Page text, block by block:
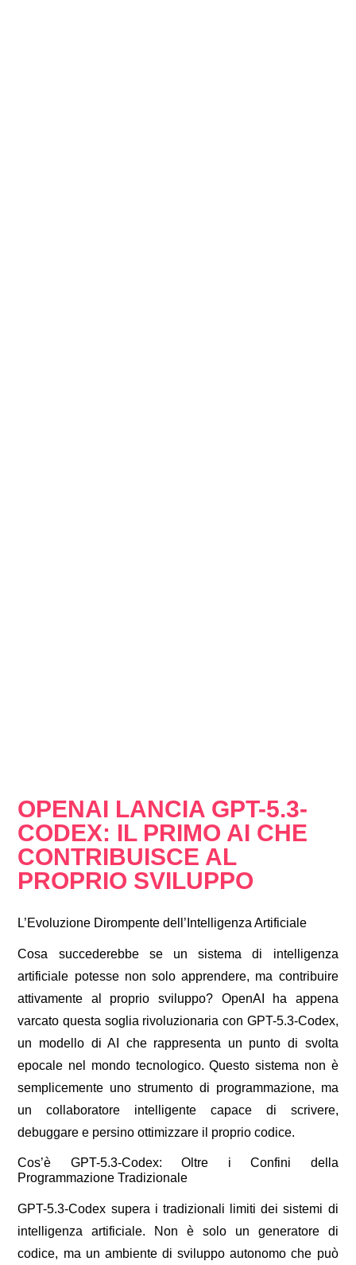
OPENAI LANCIA GPT-5.3-
CODEX: IL PRIMO AI CHE
CONTRIBUISCE AL
PROPRIO SVILUPPO
L’Evoluzione Dirompente dell’Intelligenza Artificiale
Cosa succederebbe se un sistema di intelligenza
artificiale potesse non solo apprendere, ma contribuire
attivamente al proprio sviluppo? OpenAI ha appena
varcato questa soglia rivoluzionaria con GPT-5.3-Codex,
un modello di AI che rappresenta un punto di svolta
epocale nel mondo tecnologico. Questo sistema non è
semplicemente uno strumento di programmazione, ma
un collaboratore intelligente capace di scrivere,
debuggare e persino ottimizzare il proprio codice.
Cos’è GPT-5.3-Codex: Oltre i Confini della
Programmazione Tradizionale
GPT-5.3-Codex supera i tradizionali limiti dei sistemi di
intelligenza artificiale. Non è solo un generatore di
codice, ma un ambiente di sviluppo autonomo che può